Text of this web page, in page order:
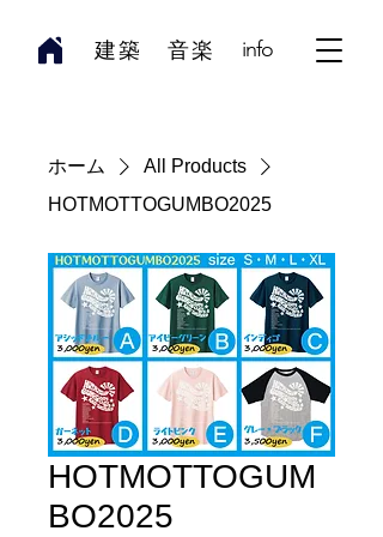
​建築 音楽 info
ホーム
All Products
HOTMOTTOGUMBO2025
HOTMOTTOGUM
BO2025